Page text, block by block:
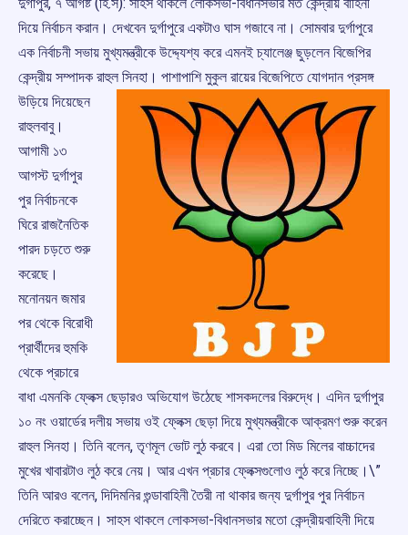
দিয়ে নির্বাচন করান। দেখবেন দুর্গাপুরে একটাও ঘাস গজাবে না। সোমবার দুর্গাপুরে
এক নির্বাচনী সভায় মুখ্যমন্ত্রীকে উদ্দ্যেশ্য করে এমনই চ্যালেঞ্জ ছুড়লেন বিজেপির
কেন্দ্রীয় সম্পাদক রাহুল সিনহা। পাশাপাশিমুকুল রায়ের বিজেপিতে যোগদান প্রসঙ্গ
উড়িয়ে দিয়েছেন
রাহুলবাবু।
আগামী ১৩
আগস্ট দুর্গাপুর
পুর নির্বাচনকে
ঘিরে রাজনৈতিক
পারদ চড়তে শুরু
করেছে।
মনোনয়ন জমার
পর থেকে বিরোধী
প্রার্থীদের হুমকি
থেকে প্রচারে
বাধা এমনকি ফ্লেক্স ছেড়ারও অভিযোগ উঠেছে শাসকদলের বিরুদ্ধে। এদিন দুর্গাপুর
১০ নং ওয়ার্ডের দলীয় সভায় ওই ফ্লেক্স ছেড়া দিয়ে মুখ্যমন্ত্রীকে আক্রমণ শুরু করেন
রাহুল সিনহা। তিনি বলেন, তৃণমূল ভোট লুঠ করবে। এরা তো মিড মিলের বাচ্চাদের
মুখের খাবারটাও লুঠ করে নেয়। আর এখন প্রচার ফ্লেক্সগুলোও লুঠ করে নিচ্ছে।\”
তিনি আরও বলেন, দিদিমনির গুন্ডাবাহিনী তৈরী না থাকার জন্য দুর্গাপুর পুর নির্বাচন
দেরিতে করাচ্ছেন। সাহস থাকলে লোকসভা-বিধানসভার মতো কেন্দ্রীয়বাহিনী দিয়ে